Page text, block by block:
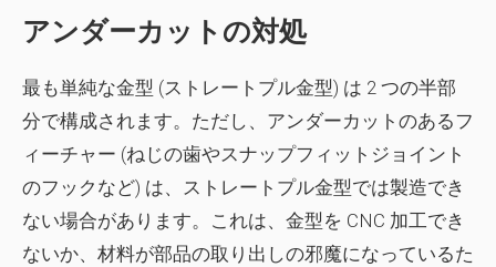
アンダーカットの対処
最も単純な金型 (ストレートプル金型) は 2 つの半部
分で構成されます。ただし、アンダーカットのあるフ
ィーチャー (ねじの歯やスナップフィットジョイント
のフックなど) は、ストレートプル金型では製造でき
ない場合があります。これは、金型を CNC 加工でき
ないか、材料が部品の取り出しの邪魔になっているた